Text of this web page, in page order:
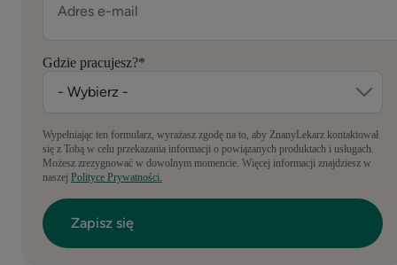
Gdzie pracujesz?*
Wypełniając ten formularz, wyrażasz zgodę na to, aby ZnanyLekarz kontaktował
się z Tobą w celu przekazania informacji o powiązanych produktach i usługach.
Możesz zrezygnować w dowolnym momencie. Więcej informacji znajdziesz w
naszej Polityce Prywatności.